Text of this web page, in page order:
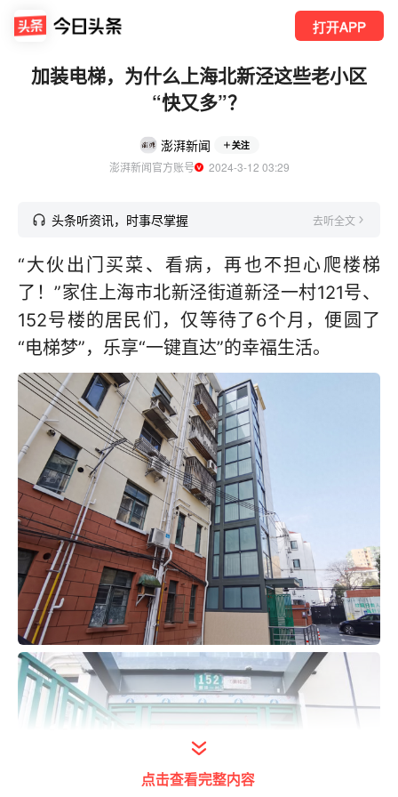
打开APP
加装电梯，为什么上海北新泾这些老小区
“快又多”？
澎湃新闻 关注
澎湃新闻官方账号
  2024-3-12 03:29
头条听资讯，时事尽掌握 去听全文
“大伙出门买菜、看病，再也不担心爬楼梯
了！”家住上海市北新泾街道新泾一村121号、
152号楼的居民们，仅等待了6个月，便圆了
“电梯梦”，乐享“一键直达”的幸福生活。
点击查看完整内容